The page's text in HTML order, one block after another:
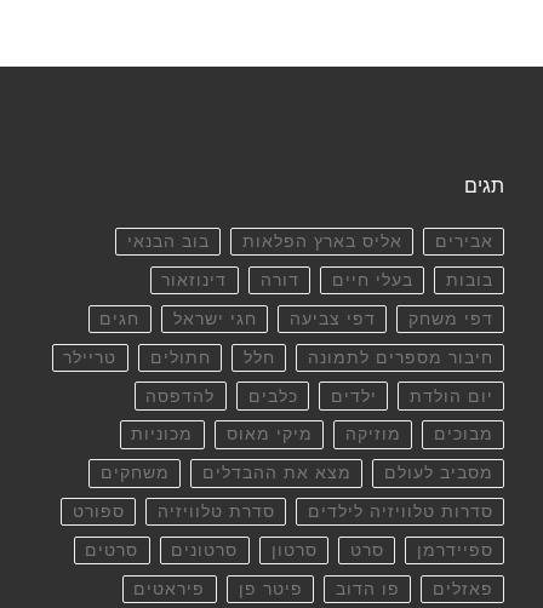
תגים
אבירים אליס בארץ הפלאות בוב הבנאי
בובות בעלי חיים דורה דינוזאור
דפי משחק דפי צביעה חגי ישראל חגים
חיבור מספרים לתמונה חלל חתולים טריילר
יום הולדת ילדים כלבים להדפסה
מבוכים מוזיקה מיקי מאוס מכוניות
מסביב לעולם מצא את ההבדלים משחקים
סדרות טלוויזיה לילדים סדרת טלוויזיה ספורט
ספיידרמן סרט סרטון סרטונים סרטים
פאזלים פו הדוב פיטר פן פיראטים